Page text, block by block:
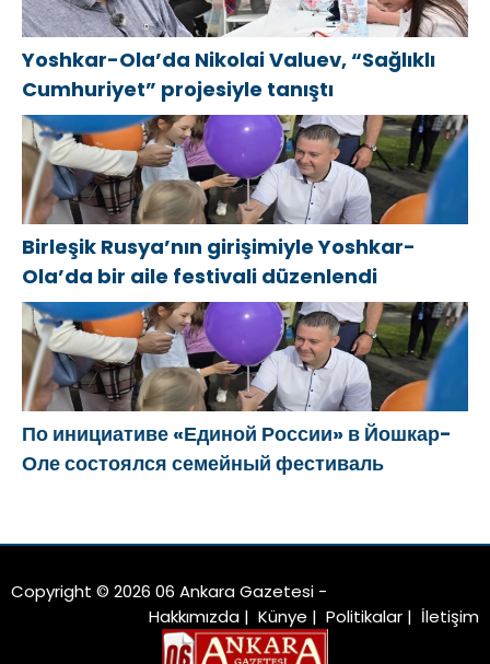
Yoshkar-Ola’da Nikolai Valuev, “Sağlıklı
Cumhuriyet” projesiyle tanıştı
Birleşik Rusya’nın girişimiyle Yoshkar-
Ola’da bir aile festivali düzenlendi
По инициативе «Единой России» в Йошкар-
Оле состоялся семейный фестиваль
Copyright © 2026 06 Ankara Gazetesi -
Hakkımızda | Künye | Politikalar | İletişim